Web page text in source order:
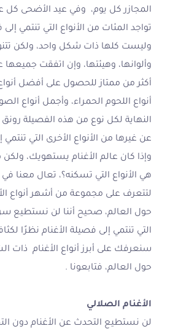
المجازر كل يوم، وفي عيد الأضحى كل
تواجد المئات من الأنواع التي تنتمي إلى
وليست كلها ذات شكل واحد، ولكن
وألوانها، وهيئتها، وإن اتفقت
أكثر من ممتاز للحصول على أفضل أنواع
أنواع اللحوم الحمراء، وأجمل أنواع
النهاية لكل نوع من هذه الفصيلة رونق
عن غيرها من الأنواع الأخرى التي تنتمي
وإذا كان عالم الأغنام يستهويك،
هي الأنواع التي تسكنه؟، تعال معنا في
لتتعرف على مجموعة من أشهر أنواع
حول العالم، صحيح أننا لن نستطيع سرد
التي تنتمي إلى فصيلة الأغنام نظرًا
سنعرفك على أبرز أنواع الأغنام ذات
حول العالم، فتابعونا .
الأغنام الصلالي
لن نستطيع التحدث عن الأغنام دون